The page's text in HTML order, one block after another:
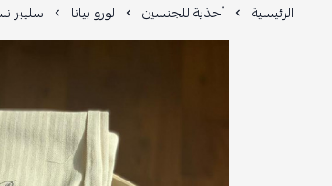
الرئيسية أحذية للجنسين لورو بيانا سليبر